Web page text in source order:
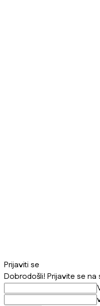
Prijaviti se
Dobrodošli! Prijavite se na